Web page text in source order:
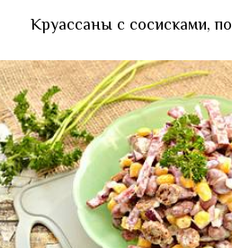
Круассаны с сосисками,